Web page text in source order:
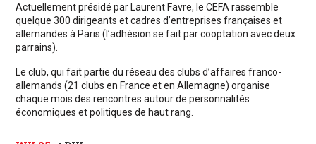
Actuellement présidé par Laurent Favre, le CEFA rassemble
quelque 300 dirigeants et cadres d’entreprises françaises et
allemandes à Paris (l’adhésion se fait par cooptation avec deux
parrains).
Le club, qui fait partie du réseau des clubs d’affaires franco-
allemands (21 clubs en France et en Allemagne) organise
chaque mois des rencontres autour de personnalités
économiques et politiques de haut rang.